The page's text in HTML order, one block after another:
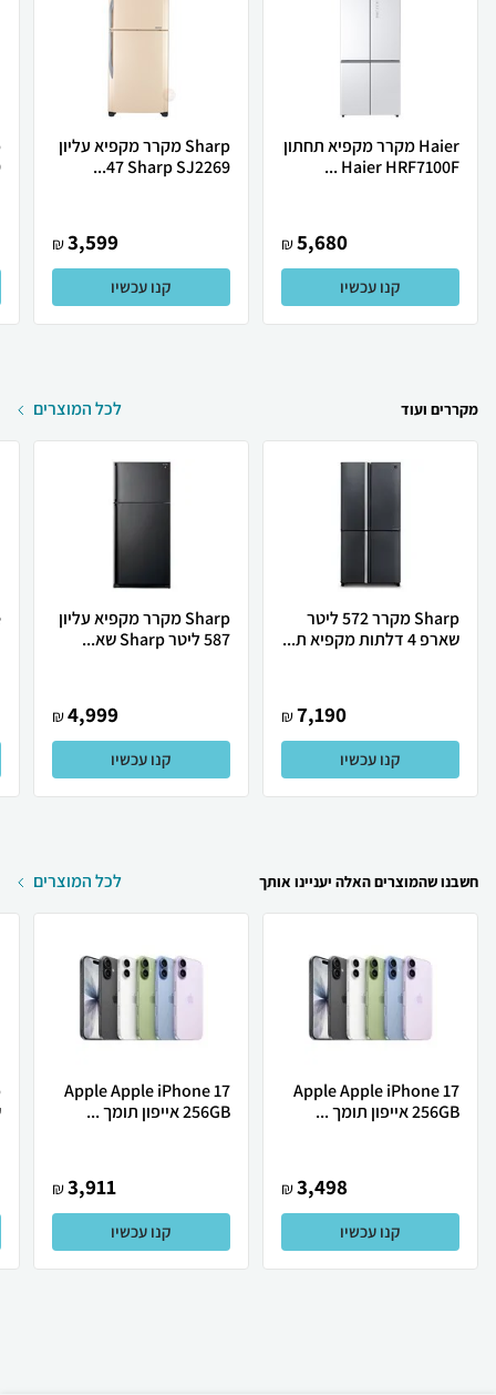
Haier מקרר ‏מקפיא תחתון
Haier HRF7100F ‏...
5,680
₪
קנו עכשיו
Sharp מקרר ‏מקפיא עליון
Sharp SJ2269 ‏47...
3,599
₪
קנו עכשיו
מקררים ועוד לכל המוצרים
Sharp מקרר 572 ליטר
שארפ 4 דלתות מקפיא ת...
7,190
₪
קנו עכשיו
Sharp מקרר מקפיא עליון
587 ליטר Sharp שא...
4,999
₪
קנו עכשיו
חשבנו שהמוצרים האלה יעניינו אותך לכל המוצרים
Apple Apple iPhone 17
256GB אייפון תומך ...
3,498
₪
קנו עכשיו
Apple Apple iPhone 17
256GB אייפון תומך ...
3,911
₪
קנו עכשיו